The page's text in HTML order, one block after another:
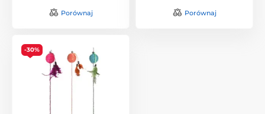
Porównaj Porównaj
-30%